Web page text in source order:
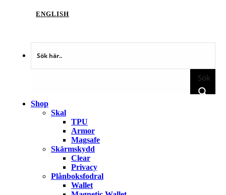
ENGLISH
Sök
Shop
Skal
TPU
Armor
Magsafe
Skärmskydd
Clear
Privacy
Plånboksfodral
Wallet